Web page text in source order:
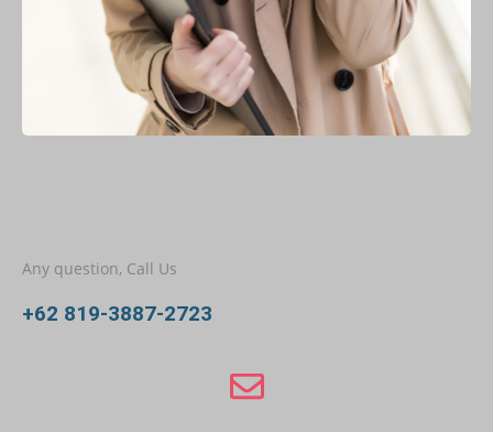
Any question, Call Us
+62 819-3887-2723